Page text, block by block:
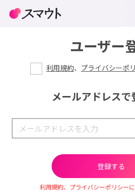
ユーザー
利用規約、 プライバシーポ
メールアドレスで
利用規約、プライバシーポリシー